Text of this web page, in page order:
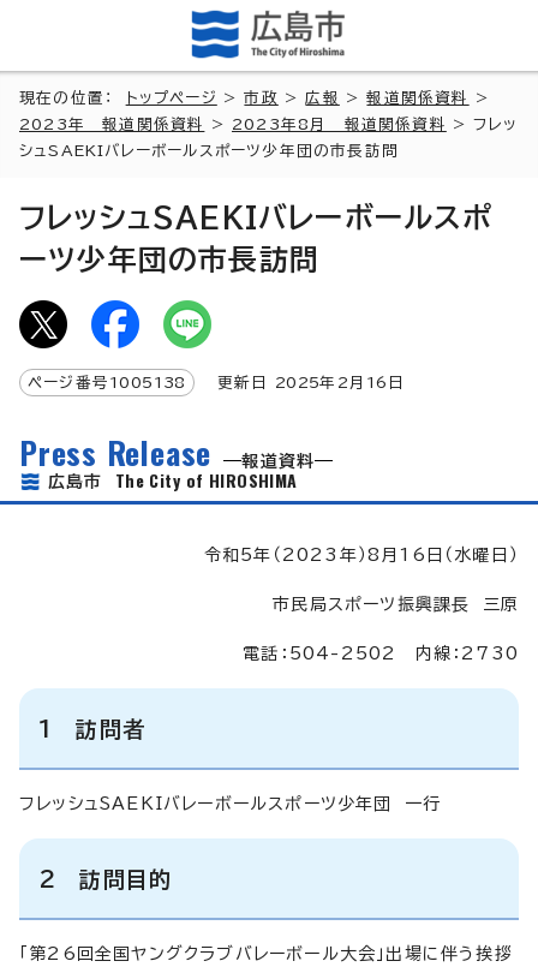
現在の位置： トップページ >市政 >広報 >報道関係資料
>
2023年 報道関係資料
> 2023年8月 報道関係資料
> フレッ
シュSAEKIバレーボールスポーツ少年団の市長訪問
フレッシュSAEKIバレーボールスポ
ーツ少年団の市長訪問
ページ番号 1005138 更新日 2025年2月 16 日
Press Release
報道資料
広島市 The City of HIROSHIMA
令和5年（2023年）8月16日（水曜日）
市民局スポーツ振興課長 三原
電話：504-2502 内線：2730
1 訪問者
フレッシュSAEKIバレーボールスポーツ少年団 一行
2 訪問目的
「第26回全国ヤングクラブバレーボール大会」出場に伴う挨拶